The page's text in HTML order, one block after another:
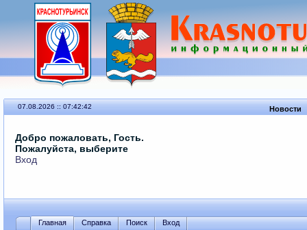
07.08.2026 :: 07:42:42 Новости
Добро пожаловать, Гость.
Пожалуйста, выберите
Вход
Главная Справка Поиск Вход